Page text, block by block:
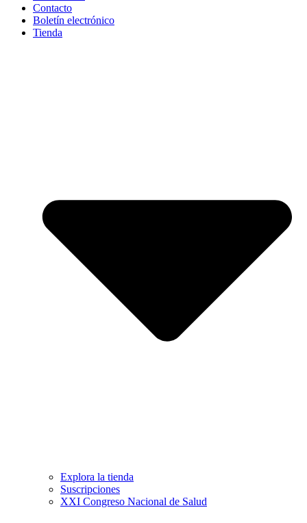
Contacto
Boletín electrónico
Tienda
Explora la tienda
Suscripciones
XXI Congreso Nacional de Salud